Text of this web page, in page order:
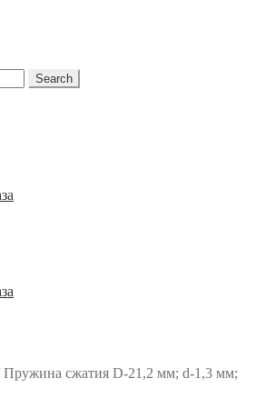
Search
Пружина сжатия D-21,2 мм; d-1,3 мм;